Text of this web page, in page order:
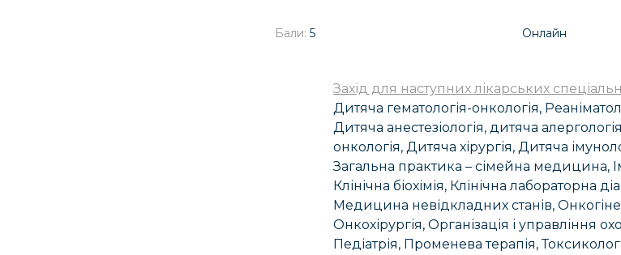
Бали:5
Онлайн
Захід для наступних лікарських
Дитяча гематологія-онкологія,
Дитяча анестезіологія, дитяча
онкологія, Дитяча хірургія, Дитяча
Загальна практика – сімейна медицина,
Клінічна біохімія, Клінічна лабораторна
Медицина невідкладних станів,
Онкохірургія, Організація і управління
Педіатрія, Променева терапія,